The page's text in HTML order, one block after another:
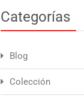
Categorías
Blog
Colección